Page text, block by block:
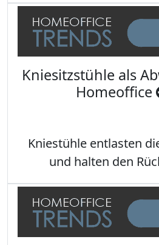
Kniesitzstühle als
Homeoffice
Kniestühle entlasten
und halten den